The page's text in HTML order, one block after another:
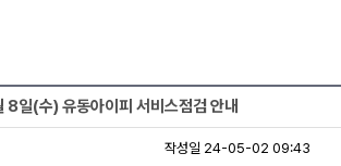
(수) 유동아이피 서비스점검 안내
작성일 24-05-02 09:43